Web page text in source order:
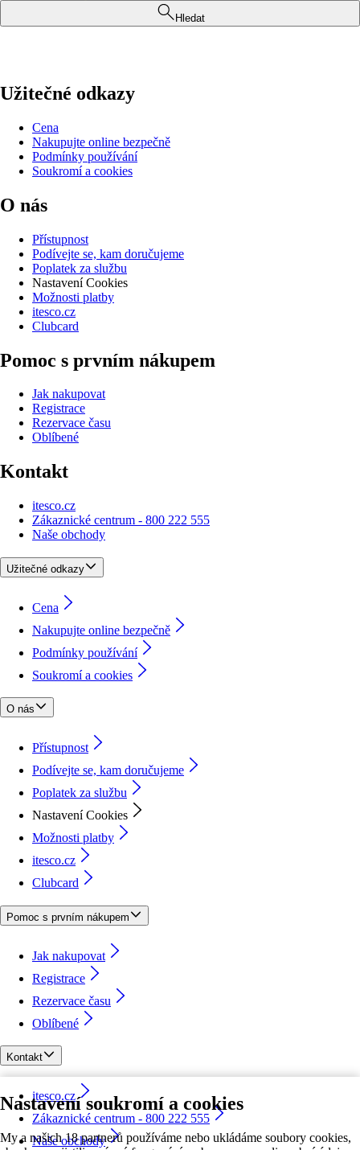
Nastavení soukromí a cookies
My a našich 18 partnerů používáme nebo ukládáme soubory cookies,
Hledat
Užitečné odkazy
Cena
Nakupujte online bezpečně
Podmínky používání
Soukromí a cookies
O nás
Přístupnost
Podívejte se, kam doručujeme
Poplatek za službu
Nastavení Cookies
Možnosti platby
itesco.cz
Clubcard
Pomoc s prvním nákupem
Jak nakupovat
Registrace
Rezervace času
Oblíbené
Kontakt
itesco.cz
Zákaznické centrum - 800 222 555
Naše obchody
Užitečné odkazy
Cena
Nakupujte online bezpečně
Podmínky používání
Soukromí a cookies
O nás
Přístupnost
Podívejte se, kam doručujeme
Poplatek za službu
Nastavení Cookies
Možnosti platby
itesco.cz
Clubcard
Pomoc s prvním nákupem
Jak nakupovat
Registrace
Rezervace času
Oblíbené
Kontakt
itesco.cz
Zákaznické centrum - 800 222 555
Naše obchody